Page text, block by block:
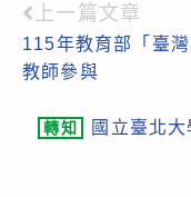
Read
more
上一篇文章
115年教育部「臺
教師參與
轉知
國立臺北